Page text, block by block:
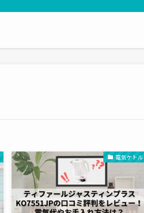
電気ケトル